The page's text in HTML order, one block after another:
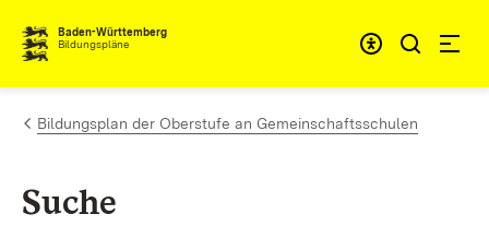
Zum Inhalt springen
Baden-Württemberg
Bildungspläne
Bildungsplan der Oberstufe an Gemeinschaftsschulen
Suche